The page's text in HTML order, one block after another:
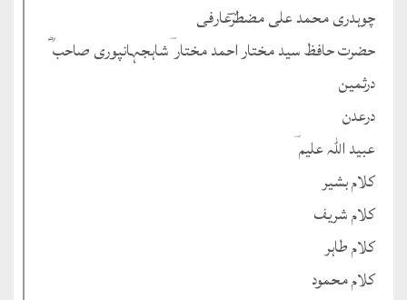
چوہدری محمد علی مضطرؔعارفی
حضرت حافظ سید مختار احمد مختار ؔشاہجہانپوری صاحب ؓ
درثمین
درعدن
عبید اللہ علیم ؔ
کلام بشیر
کلام شریف
کلام طاہر
کلام محمود